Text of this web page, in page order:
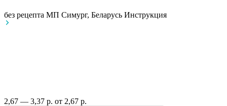
без рецепта МП Симург, Беларусь Инструкция
2,67 — 3,37 р. от 2,67 р.